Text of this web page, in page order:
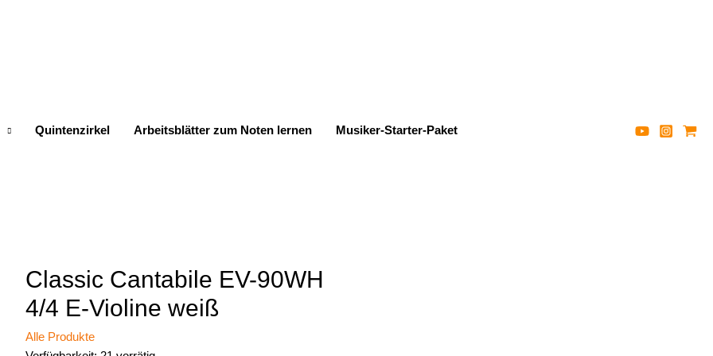
Quintenzirkel Arbeitsblätter zum Noten lernen Musiker-Starter-Paket
Classic Cantabile EV-90WH
4/4 E-Violine weiß
Alle Produkte